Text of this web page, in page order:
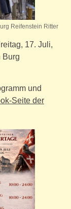
Reifenstein Ritter
17. Juli,
Burg
und
Seite der